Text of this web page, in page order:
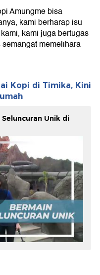
Amungme bisa
kami berharap isu
kami juga bertugas
memelihara
Kopi di Timika, Kini
Unik di